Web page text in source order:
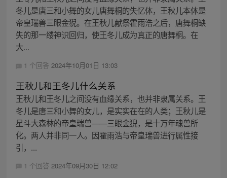
冬儿是唐三和小舞的女儿唐舞桐的失忆体，王秋儿本体是
帝皇瑞兽三眼金猊。在王秋儿献祭霍雨浩之后，唐舞桐缺
失的那一缕神识回归，使王冬儿成为真正的唐舞桐。在
大...
1 个回答 2024年10月01日 13:03
王秋儿和王冬儿什么关系
王秋儿和王冬儿之间没有血缘关系，也并非隶属关系。王
冬儿是唐三和小舞的女儿，是实实在在的人类；王秋儿是
星斗大森林的帝皇瑞兽——三眼金猊，是十万年魂兽所
化。两人并非同一人。因霍雨浩与帝皇瑞兽进行属性接
引，...
1 个回答 2024年09月30日 12:02